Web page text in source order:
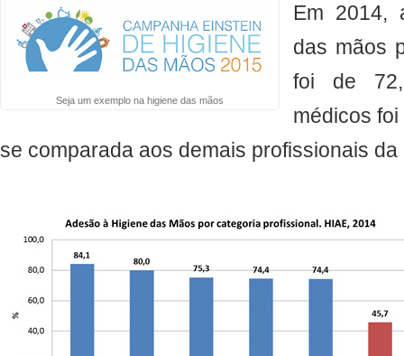
Seja um exemplo na higiene das mãos
Em 2014,
das mãos
foi de
médicos
se comparada aos demais profissionais da